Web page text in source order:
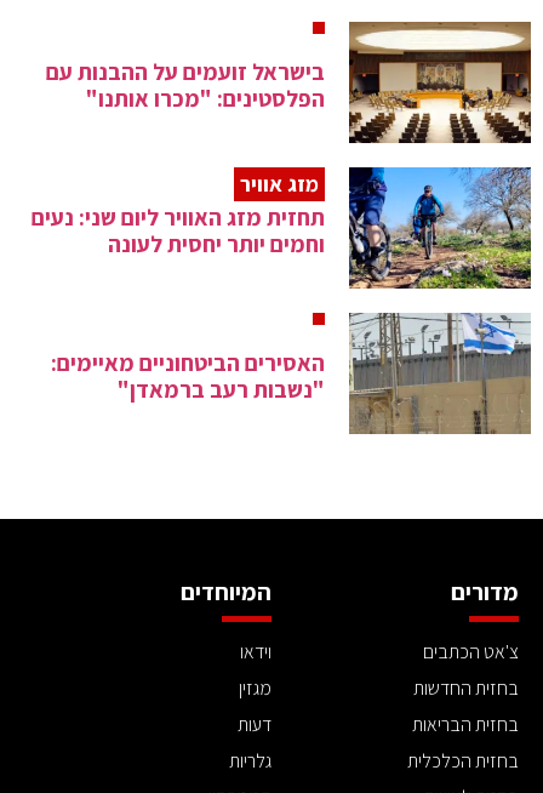
בישראל זועמים על ההבנות עם
הפלסטינים: "מכרו אותנו"
מזג אוויר
תחזית מזג האוויר ליום שני: נעים
וחמים יותר יחסית לעונה
האסירים הביטחוניים מאיימים:
"נשבות רעב ברמאדן"
מדורים
צ'אט הכתבים
בחזית החדשות
בחזית הבריאות
בחזית הכלכלית
המיוחדים
וידאו
מגזין
דעות
גלריות